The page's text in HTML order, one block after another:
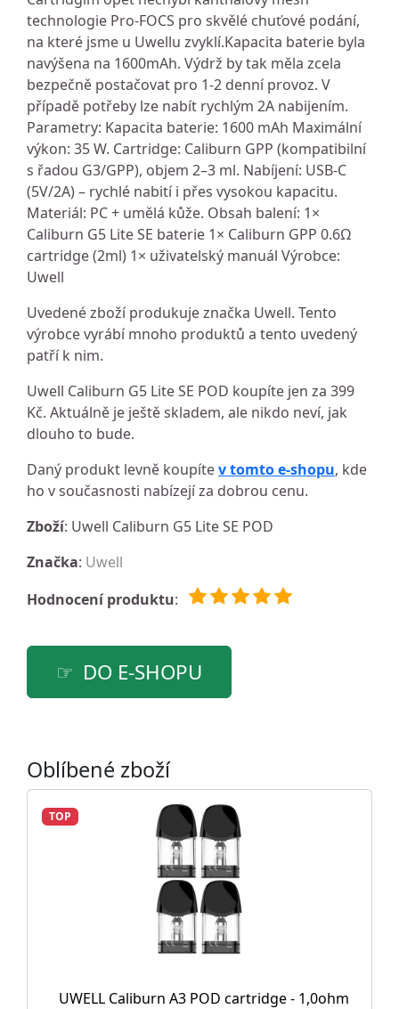
technologie Pro-FOCS pro skvělé chuťové podání,
na které jsme u Uwellu zvyklí.Kapacita baterie byla
navýšena na 1600mAh. Výdrž by tak měla zcela
bezpečně postačovat pro 1-2 denní provoz. V
případě potřeby lze nabít rychlým 2A nabijením.
Parametry: Kapacita baterie: 1600 mAh Maximální
výkon: 35 W. Cartridge: Caliburn GPP (kompatibilní
s řadou G3/GPP), objem 2–3 ml. Nabíjení: USB-C
(5V/2A) – rychlé nabití i přes vysokou kapacitu.
Materiál: PC + umělá kůže. Obsah balení: 1×
Caliburn G5 Lite SE baterie 1× Caliburn GPP 0.6Ω
cartridge (2ml) 1× uživatelský manuál Výrobce:
Uwell
Uvedené zboží produkuje značka Uwell. Tento
výrobce vyrábí mnoho produktů a tento uvedený
patří k nim.
Uwell Caliburn G5 Lite SE POD koupíte jen za 399
Kč. Aktuálně je ještě skladem, ale nikdo neví, jak
dlouho to bude.
Daný produkt levně koupítev tomto e-shopu, kde
ho v současnosti nabízejí za dobrou cenu.
Zboží: Uwell Caliburn G5 Lite SE POD
Značka: Uwell
Hodnocení produktu:
DO E-SHOPU
Oblíbené zboží
TOP
UWELL Caliburn A3 POD cartridge - 1,0ohm